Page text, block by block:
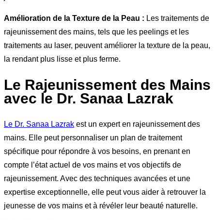
Amélioration de la Texture de la Peau : Les traitements de
rajeunissement des mains, tels que les peelings et les
traitements au laser, peuvent améliorer la texture de la peau,
la rendant plus lisse et plus ferme.
Le Rajeunissement des Mains
avec le Dr. Sanaa Lazrak
Le Dr. Sanaa Lazrak est un expert en rajeunissement des
mains. Elle peut personnaliser un plan de traitement
spécifique pour répondre à vos besoins, en prenant en
compte l’état actuel de vos mains et vos objectifs de
rajeunissement. Avec des techniques avancées et une
expertise exceptionnelle, elle peut vous aider à retrouver la
jeunesse de vos mains et à révéler leur beauté naturelle.